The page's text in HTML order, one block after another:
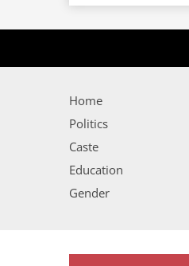
Home
Politics
Caste
Education
Gender